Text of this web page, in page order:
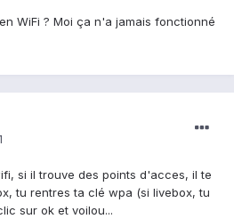
WiFi ? Moi ça n'a jamais fonctionné
si il trouve des points d'acces, il te
tu rentres ta clé wpa (si livebox, tu
sur ok et voilou...